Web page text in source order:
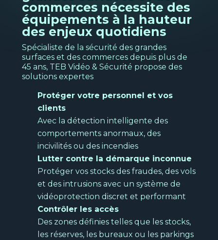
quotidien et vos planifications de
ressources.
Découvrir
Intelligence marketing
Pour optimiser vos décisions
commerciales et opérationnelles grâce
l'analyse des interactions de vos clients
Télé-vidéosurveillance
Formation
Location et financement
et
commerces nécessite des
équipements à la hauteur
des enjeux quotidiens
Spécialiste de la sécurité des grandes
surfaces et des commerces depuis plus de
45 ans, TEB Vidéo & Sécurité propose des
solutions expertes
Protéger votre personnel et vos
clients
Avec la détection intelligente des
comportements anormaux, des
incivilités ou des incendies
Lutter contre la démarque inconnue
Protéger vos stocks des fraudes, des vols
et des intrusions avec un système de
vidéoprotection discret et performant
Contrôler les accès
Des zones définies telles que les stocks,
les réserves, les bureaux ou les parkings